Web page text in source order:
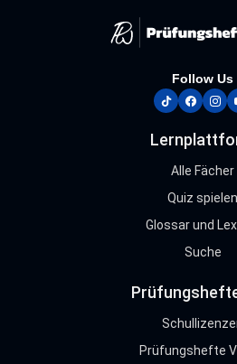
Follow Us
tiktok
Alle Fächer
Quiz spielen
Glossar und
Suche
Prüfungshefte